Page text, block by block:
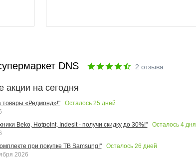
DNS 2 отзыва
акции на сегодня
товары «Редмонд»!" Осталось 25 дней
Beko, Hotpoint, Indesit - получи скидку до 30%!"
Осталось 4дня
при покупке ТВ Samsung!"
Осталось 26 дней
2026